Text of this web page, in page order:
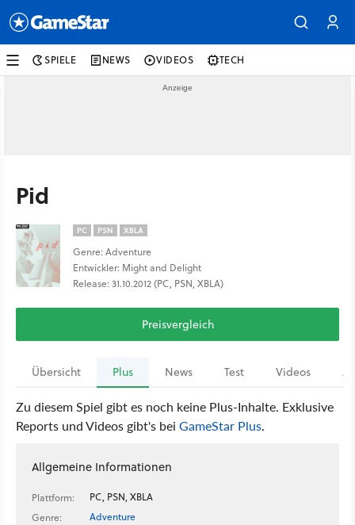
SPIELE NEWS VIDEOS TECH
Pid
PC PSN XBLA
Genre: Adventure
Entwickler: Might and Delight
Release: 31.10.2012 (PC, PSN, XBLA)
Preisvergleich
Übersicht Plus News Test Videos
Zu diesem Spiel gibt es noch keine Plus-Inhalte. Exklusive
Reports und Videos gibt's bei GameStar Plus.
Allgemeine Informationen
Plattform:
PC, PSN, XBLA
Genre:
Adventure